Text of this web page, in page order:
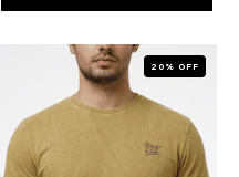
20% OFF